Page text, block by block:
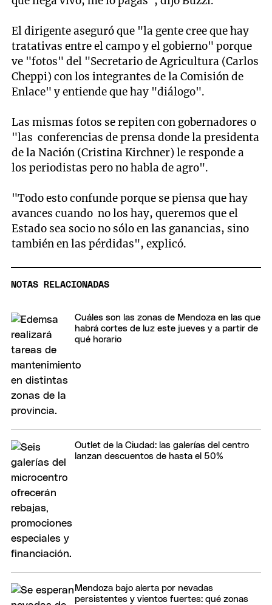
El dirigente aseguró que "la gente cree que hay
tratativas entre el campo y el gobierno" porque
ve "fotos" del "Secretario de Agricultura (Carlos
Cheppi) con los integrantes de la Comisión de
Enlace" y entiende que hay "diálogo".
Las mismas fotos se repiten con gobernadores o
"las conferencias de prensa donde la presidenta
de la Nación (Cristina Kirchner) le responde a
los periodistas pero no habla de agro".
"Todo esto confunde porque se piensa que hay
avances cuando no los hay, queremos que el
Estado sea socio no sólo en las ganancias, sino
también en las pérdidas", explicó.
NOTAS RELACIONADAS
Cuáles son las zonas de Mendoza en las que
habrá cortes de luz este jueves y a partir de
qué horario
Outlet de la Ciudad: las galerías del centro
lanzan descuentos de hasta el 50%
Mendoza bajo alerta por nevadas
persistentes y vientos fuertes: qué zonas